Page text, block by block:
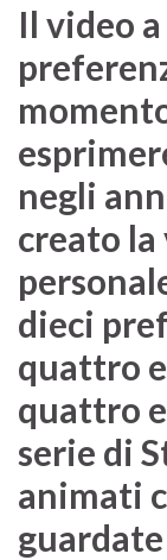
Il video
negli
creato
dieci
quattro
quattro
serie di
animati
guardate